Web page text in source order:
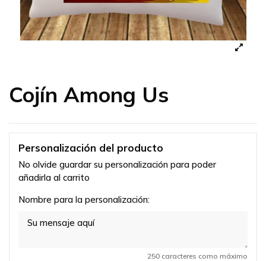
Cojín Among Us
Personalización del producto
No olvide guardar su personalización para poder
añadirla al carrito
Nombre para la personalización:
250 caracteres como máximo